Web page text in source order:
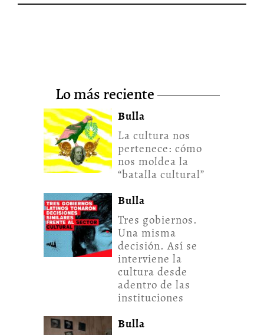
lo más reciente
Bulla
La cultura nos
pertenece: cómo
nos moldea la
“batalla cultural”
Bulla
Tres gobiernos.
Una misma
decisión. Así se
interviene la
cultura desde
adentro de las
instituciones
Bulla